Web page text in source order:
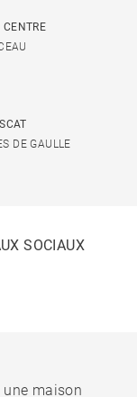
CENTRE
DE GAULLE
SOCIAUX
une maison